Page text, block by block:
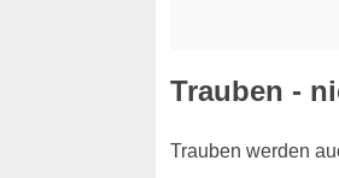
Trauben -
Trauben werden